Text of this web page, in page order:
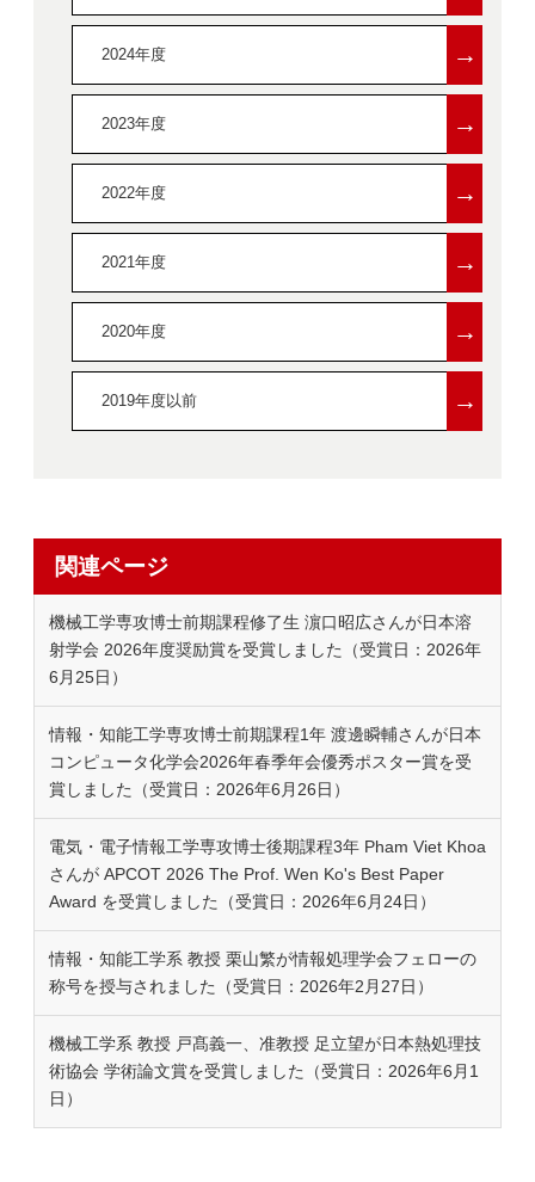
2024年度 →
2023年度 →
2022年度 →
2021年度 →
2020年度 →
2019年度以前 →
関連ページ
機械工学専攻博士前期課程修了生 濵口昭広さんが日本溶
射学会 2026年度奨励賞を受賞しました（受賞日：2026年
6月25日）
情報・知能工学専攻博士前期課程1年 渡邊瞬輔さんが日本
コンピュータ化学会2026年春季年会優秀ポスター賞を受
賞しました（受賞日：2026年6月26日）
電気・電子情報工学専攻博士後期課程3年 Pham Viet Khoa
さんが APCOT 2026 The Prof. Wen Ko's Best Paper
Award を受賞しました（受賞日：2026年6月24日）
情報・知能工学系 教授 栗山繁が情報処理学会フェローの
称号を授与されました（受賞日：2026年2月27日）
機械工学系 教授 戸髙義一、准教授 足立望が日本熱処理技
術協会 学術論文賞を受賞しました（受賞日：2026年6月1
日）